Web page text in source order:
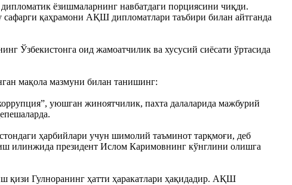
ёзишмаларнинг навбатдаги порциясини чиқди.
сафарги қаҳрамони АҚШ дипломатлари таъбири билан айтганда
Ўзбекистонга оид жамоатчилик ва хусусий сиёсати ўртасида
мақола мазмуни билан танишинг:
уюшган жиноятчилик, пахта далаларида мажбурий
ҳарбийлари учун шимолий таъминот тарқмоғи, деб
илинжида президент Ислом Каримовнинг кўнглини олишга
қизи Гулноранинг ҳатти ҳаракатлари ҳақидадир. АҚШ